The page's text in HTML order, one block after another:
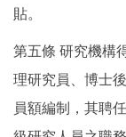
貼。
第五條 研究機構
理研究員、博士
員額編制，其聘